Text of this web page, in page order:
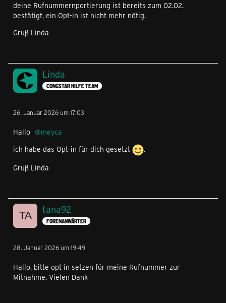
deine Rufnummernportierung ist bereits zum 02.02.
bestätigt, ein Opt-in ist nicht mehr nötig.
Gruß Linda
Linda
CONGSTAR HILFE TEAM
26. Januar 2026 um 17:03
Hallo
meyca
ich habe das Opt-in für dich gesetzt
.
Gruß Linda
tana92
FORENANWÄRTER
28. Januar 2026 um 19:49
Hallo, bitte opt in setzen für meine Rufnummer zur
Mitnahme. Vielen Dank